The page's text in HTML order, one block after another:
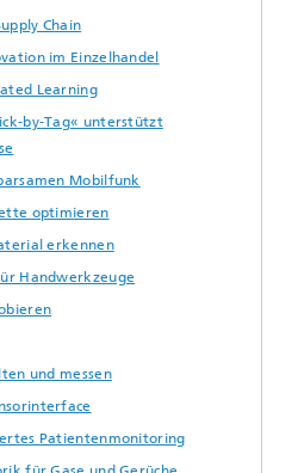
Chain
im Einzelhandel
Learning
by-Tag« unterstützt
Mobilfunk
optimieren
erkennen
Handwerkzeuge
und messen
Patientenmonitoring